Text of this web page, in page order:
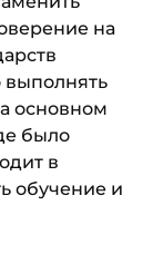
на
выполнять
основном
было
в
обучение и